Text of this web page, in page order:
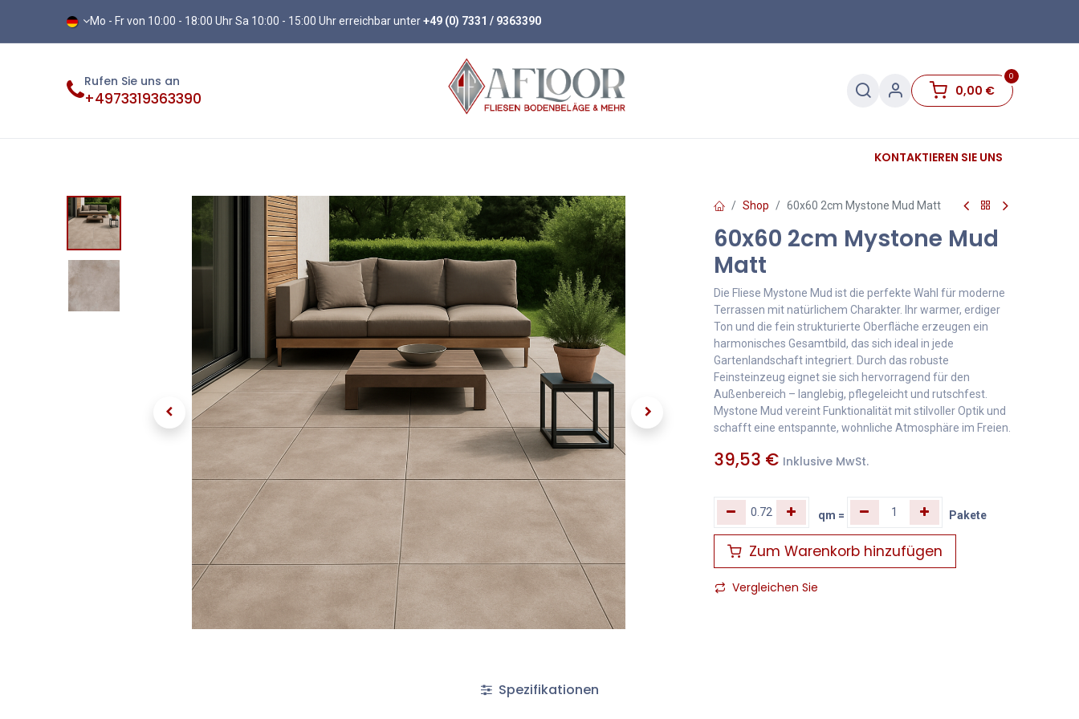
Mo - Fr von 10:00 - 18:00 Uhr Sa 10:00 - 15:00 Uhr erreichbar unter+49 (0) 7331 / 9363390
Rufen Sie uns an
+4973319363390
0
0,00 €
Sockelleisten Sale
KONTAKTIEREN SIE UNS
Shop 60x60 2cm Mystone Mud Matt
60x60 2cm Mystone Mud
Matt
Die Fliese Mystone Mud ist die perfekte Wahl für moderne
Terrassen mit natürlichem Charakter. Ihr warmer, erdiger
Ton und die fein strukturierte Oberfläche erzeugen ein
harmonisches Gesamtbild, das sich ideal in jede
Gartenlandschaft integriert. Durch das robuste
Feinsteinzeug eignet sie sich hervorragend für den
Außenbereich – langlebig, pflegeleicht und rutschfest.
Mystone Mud vereint Funktionalität mit stilvoller Optik und
schafft eine entspannte, wohnliche Atmosphäre im Freien.
39,53 € Inklusive MwSt.
qm = Pakete
Zum Warenkorb hinzufügen
Vergleichen Sie
Spezifikationen